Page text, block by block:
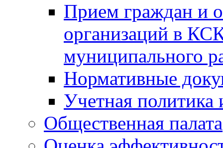
Прием граждан и
организаций в
муниципального
Нормативные
Учетная политика
Общественная палата